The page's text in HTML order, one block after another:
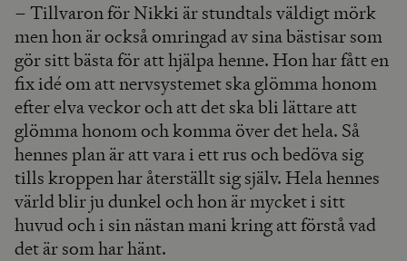
– Tillvaron för Nikki är stundtals väldigt mörk
men hon är också omringad av sina bästisar som
gör sitt bästa för att hjälpa henne. Hon har fått en
fix idé om att nervsystemet ska glömma honom
efter elva veckor och att det ska bli lättare att
glömma honom och komma över det hela. Så
hennes plan är att vara i ett rus och bedöva sig
tills kroppen har återställt sig själv. Hela hennes
värld blir ju dunkel och hon är mycket i sitt
huvud och i sin nästan mani kring att förstå vad
det är som har hänt.